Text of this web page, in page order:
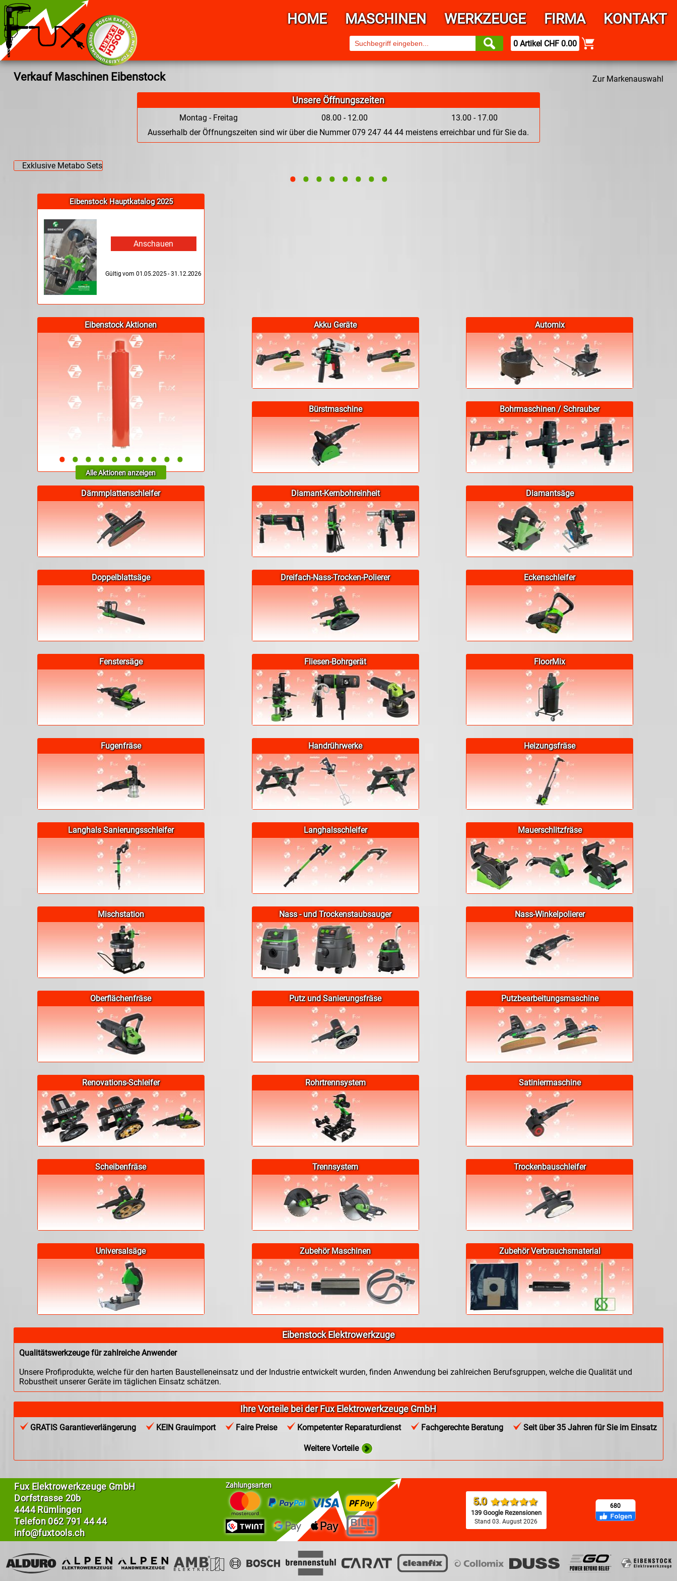
HOME MASCHINEN WERKZEUGE FIRMA KONTAKT
0 Artikel CHF 0.00
Verkauf Maschinen Eibenstock Zur Markenauswahl
Unsere Öffnungszeiten
Montag - Freitag 08.00 - 12.00
13.00 - 17.00
Ausserhalb der Öffnungszeiten sind wir über die Nummer 079 247 44 44 meistens erreichbar und für Sie da.
• • • • • • • •
Eibenstock Hauptkatalog 2025
Anschauen
Gültig vom 01.05.2025 - 31.12.2026
Alle Aktionen anzeigen
Eibenstock Aktionen
• •••••••• •
Akku Geräte Automix
Bürstmaschine Bohrmaschinen / Schrauber
Dämmplattenschleifer Diamant-Kernbohreinheit Diamantsäge
Doppelblattsäge Dreifach-Nass-Trocken-Polierer Eckenschleifer
Fenstersäge Fliesen-Bohrgerät FloorMix
Fugenfräse Handrührwerke Heizungsfräse
Langhals Sanierungsschleifer Langhalsschleifer Mauerschlitzfräse
Mischstation Nass - und Trockenstaubsauger Nass-Winkelpolierer
Oberflächenfräse Putz und Sanierungsfräse Putzbearbeitungsmaschine
Renovations-Schleifer Rohrtrennsystem Satiniermaschine
Scheibenfräse Trennsystem Trockenbauschleifer
Universalsäge Zubehör Maschinen Zubehör Verbrauchsmaterial
Eibenstock Elektrowerkzuge
Qualitätswerkzeuge für zahlreiche Anwender
Unsere Profiprodukte, welche für den harten Baustelleneinsatz und der Industrie entwickelt wurden, finden Anwendung bei zahlreichen Berufsgruppen, welche die Qualität und
Robustheit unserer Geräte im täglichen Einsatz schätzen.
Ihre Vorteile bei der Fux Elektrowerkzeuge GmbH
GRATIS Garantieverlängerung KEIN Grauimport Faire Preise Kompetenter Reparaturdienst Fachgerechte Beratung Seit über 35 Jahren für Sie im Einsatz
Weitere Vorteile
Fux Elektrowerkzeuge GmbH
Dorfstrasse 20b
4444 Rümlingen
Telefon062 791 44 44
info@fuxtools.ch
Zahlungsarten
5.0
139 Google Rezensionen
Stand 03. August 2026
680